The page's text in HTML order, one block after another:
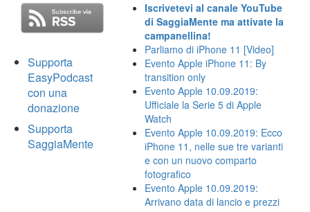
Supporta
EasyPodcast
con una
donazione
Supporta
SaggiaMente
Iscrivetevi al canale YouTube
di SaggiaMente ma attivate la
campanellina!
Parliamo di iPhone 11 [Video]
Evento Apple iPhone 11: By
transition only
Evento Apple 10.09.2019:
Ufficiale la Serie 5 di Apple
Watch
Evento Apple 10.09.2019: Ecco
iPhone 11, nelle sue tre varianti
e con un nuovo comparto
fotografico
Evento Apple 10.09.2019:
Arrivano data di lancio e prezzi